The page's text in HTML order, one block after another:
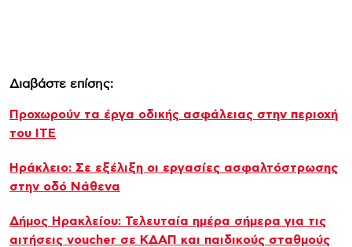
Διαβάστε επίσης:
Προχωρούν τα έργα οδικής ασφάλειας στην περιοχή
του ΙΤΕ
Ηράκλειο: Σε εξέλιξη οι εργασίες ασφαλτόστρωσης
στην οδό Νάθενα
Δήμος Ηρακλείου: Τελευταία ημέρα σήμερα για τις
αιτήσεις voucher σε ΚΔΑΠ και παιδικούς σταθμούς